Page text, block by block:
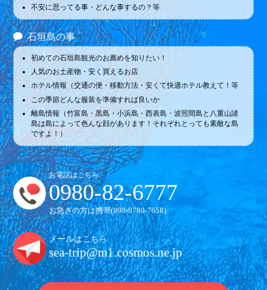
不安に思ってる事・どんな事するの？等
石垣島の事
初めての石垣島観光のお薦めを知りたい！
人気のお土産物・安く買えるお店
ホテル情報（交通の便・移動方法・安くて快適ホテル教えて！等
この季節どんな服装を準備すれば良いか
離島情報（竹富島・黒島・小浜島・西表島・波照間島と八重山諸
島は島によって色んな顔があります！それぞれとっても素敵な島
ですよ！）
お電話はこちら
0980-82-6777
お急ぎの方は携帯(090-9780-7658)
メールはこちら
sea-trip@m1.cosmos.ne.jp